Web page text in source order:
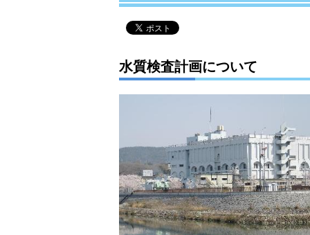
水質検査計画について